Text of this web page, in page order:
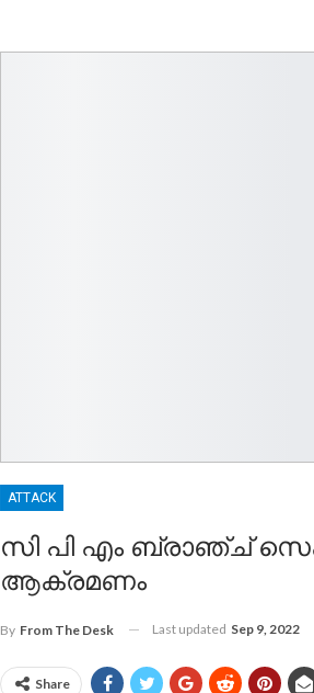
ATTACK
സി പി എം ബ്രാഞ്ച്
ആക്രമണം
By From The Desk Last updated Sep 9, 2022
Share